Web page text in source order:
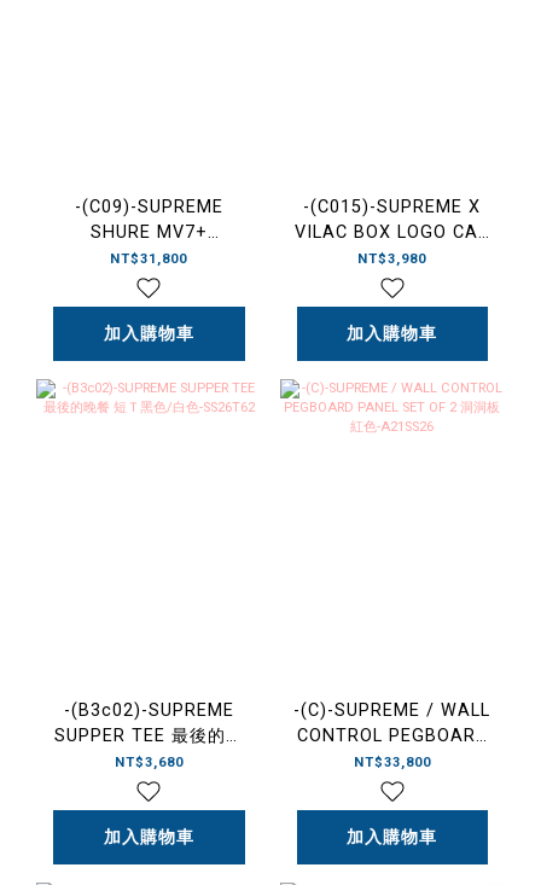
-(C09)-SUPREME
SHURE MV7+
MICROPHONE 麥克風
NT$31,800
加入購物車
-(C015)-SUPREME X
VILAC BOX LOGO CAR
木製 BOGO 玩具車-
SS26A9
NT$3,980
加入購物車
-(B3c02)-SUPREME
SUPPER TEE 最後的晚
餐 短Ｔ黑色/白色-
SS26T62
NT$3,680
加入購物車
-(C)-SUPREME / WALL
CONTROL PEGBOARD
PANEL SET OF 2 洞洞板
紅色-A21SS26
NT$33,800
加入購物車